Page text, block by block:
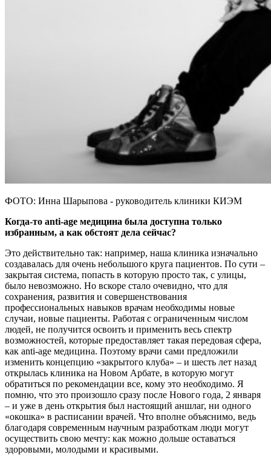
ФОТО: Инна Шарыпова - руководитель клиники КИЭМ
Когда-то anti-age медицина была доступна только
избранным, а как обстоят дела сейчас?
Это действительно так: например, наша клиника изначально
создавалась для очень небольшого круга пациентов. По сути –
закрытая система, попасть в которую просто так, с улицы,
было невозможно. Но вскоре стало очевидно, что для
сохранения, развития и совершенствования
профессиональных навыков врачам необходимы новые
случаи, новые пациенты. Работая с ограниченным числом
людей, не получится освоить и применить весь спектр
возможностей, которые предоставляет такая передовая сфера,
как anti-age медицина. Поэтому врачи сами предложили
изменить концепцию «закрытого клуба» – и шесть лет назад
открылась клиника на Новом Арбате, в которую могут
обратиться по рекомендации все, кому это необходимо. Я
помню, что это произошло сразу после Нового года, 2 января
– и уже в день открытия был настоящий аншлаг, ни одного
«окошка» в расписании врачей. Что вполне объяснимо, ведь
благодаря современным научным разработкам люди могут
осуществить свою мечту: как можно дольше оставаться
здоровыми, молодыми и красивыми.